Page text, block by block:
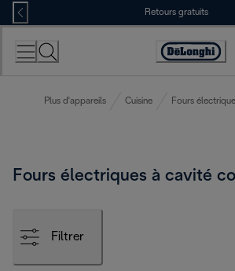
Skip
to
Content
Retours gratuits
Déclaration
Plus d'appareils Cuisine Fours
Fours électriques à cavité
Filtrer